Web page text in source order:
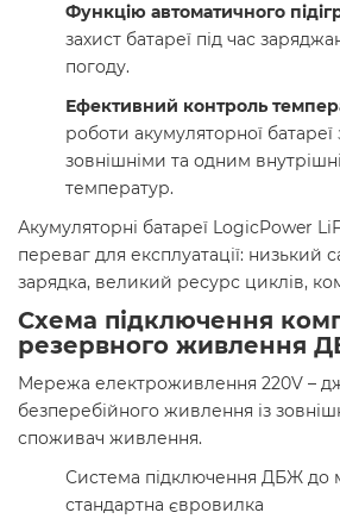
Функцію автоматичного
захист батареї під час
погоду.
Ефективний контроль
роботи акумуляторної
зовнішніми та одним
температур.
Акумуляторні батареї LogicPower
переваг для експлуатації: низький
зарядка, великий ресурс циклів,
Схема підключення
резервного живлення
Мережа електроживлення 220V –
безперебійного живлення із
споживач живлення.
Система підключення ДБЖ до
стандартна євровилка